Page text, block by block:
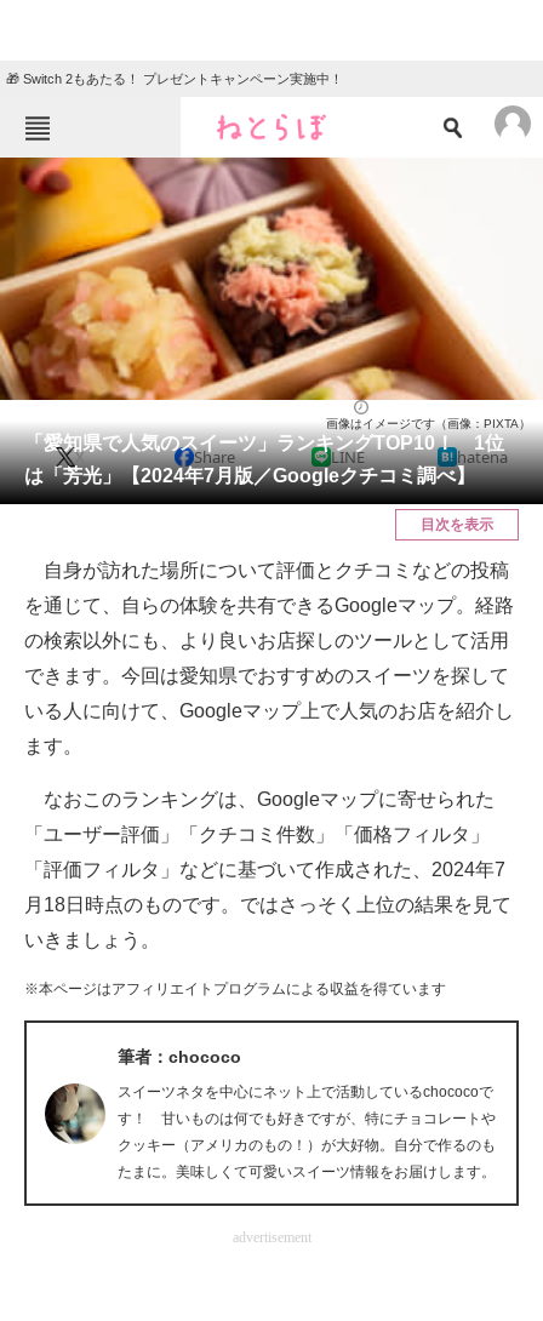
🎁 Switch 2もあたる！ プレゼントキャンペーン実施中！
ねとらぼメニュー
TOP ニュース
エンタメ クイズ
グルメ 地域
住まい 教育・育児
動物 リサーチ
会員記事
メディア
ITの今と未来を見通す
スマホと通信の最新トレンド
進化するPCとデバイスの未来
好きが集まる 比べて選べる
ビジネスと働き方のヒント
企業ITのトレンドを詳説
ITエンジニア向け専門サイト
企業向けIT製品の総合サイト
IT製品の技術・比較・事例
「愛知県で人気のスイーツ」ランキングTOP10！ 1位
は「芳光」【2024年7月版／Googleクチコミ調べ】
画像はイメージです（画像：PIXTA）
X Share LINE hatena
目次を表示
自身が訪れた場所について評価とクチコミなどの投稿
を通じて、自らの体験を共有できるGoogleマップ。経路
の検索以外にも、より良いお店探しのツールとして活用
できます。今回は愛知県でおすすめのスイーツを探して
いる人に向けて、Googleマップ上で人気のお店を紹介し
ます。
なおこのランキングは、Googleマップに寄せられた
「ユーザー評価」「クチコミ件数」「価格フィルタ」
「評価フィルタ」などに基づいて作成された、2024年7
月18日時点のものです。ではさっそく上位の結果を見て
いきましょう。
※本ページはアフィリエイトプログラムによる収益を得ています
筆者：chococo
スイーツネタを中心にネット上で活動しているchococoで
す！ 甘いものは何でも好きですが、特にチョコレートや
クッキー（アメリカのもの！）が大好物。自分で作るのも
たまに。美味しくて可愛いスイーツ情報をお届けします。
advertisement